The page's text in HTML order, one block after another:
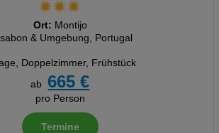
Ort: Montijo
& Umgebung, Portugal
, Doppelzimmer, Frühstück
ab
665 €
pro Person
Termine